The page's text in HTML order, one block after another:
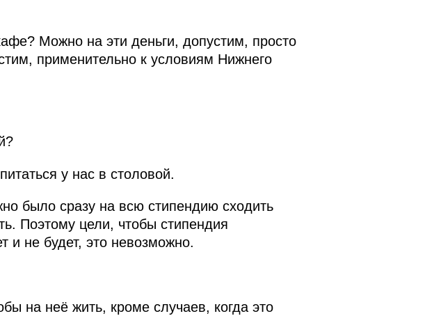
Можно на эти деньги, допустим, просто
применительно к условиям Нижнего
у нас в столовой.
было сразу на всю стипендию сходить
Поэтому цели, чтобы стипендия
и не будет, это невозможно.
на неё жить, кроме случаев, когда это